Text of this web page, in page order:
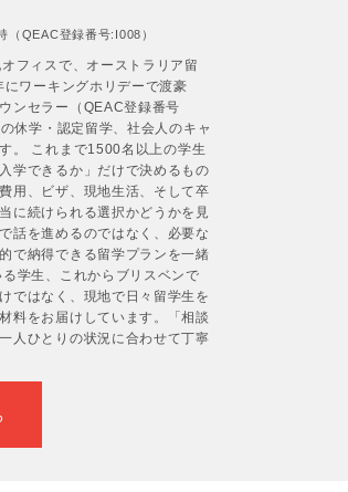
（QEAC登録番号:I008）
フィスで、オーストラリア留
ワーキングホリデーで渡豪
ンセラー（QEAC登録番号
休学・認定留学、社会人のキャ
。 これまで1500名以上の学生
学できるか」だけで決めるもの
用、ビザ、現地生活、そして卒
に続けられる選択かどうかを見
話を進めるのではなく、必要な
で納得できる留学プランを一緒
学生、これからブリスベンで
ではなく、現地で日々留学生を
料をお届けしています。「相談
人ひとりの状況に合わせて丁寧